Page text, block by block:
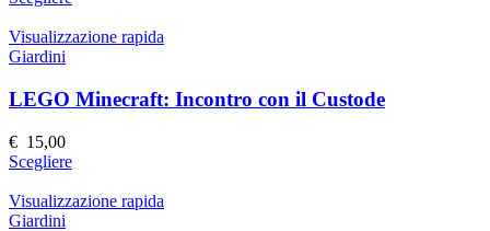
scelte
nella
pagina
prodotto
ha
Le
opzioni
scelte
nella
pagina
Visualizzazione rapida
Giardini
LEGO Minecraft: Incontro con il Custode
€ 15,00
ScegliereQuesto
ha
Visualizzazione rapida
Giardini